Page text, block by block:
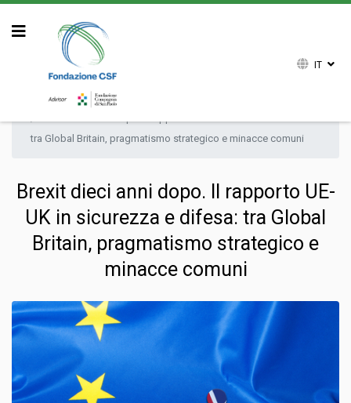
IT
Sei qui:Home Attività
tra Global Britain, pragmatismo strategico e minacce comuni
Brexit dieci anni dopo. Il rapporto UE-
UK in sicurezza e difesa: tra Global
Britain, pragmatismo strategico e
minacce comuni